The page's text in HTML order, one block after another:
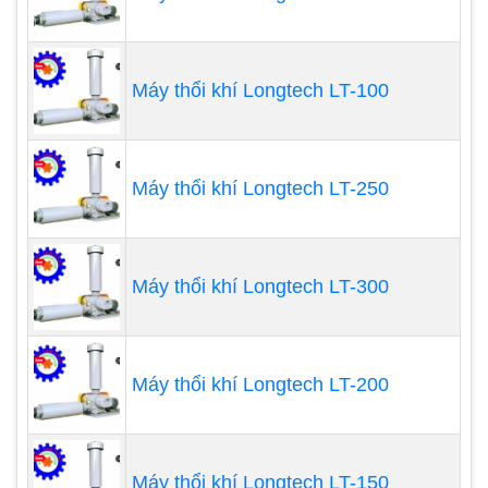
Máy chạy ít phát ra tiếng ồn rất êm
Được cấu tạo bằng nhôm nguyên khối nên
chống oxy hóa rất tốt
Tính năng tiết kiệm điện là một ưu thế
Máy thổi khí Longtech LT-100
Máy thổi khí Longtech LT-250
Máy thổi khí Longtech LT-300
Máy thổi khí Longtech LT-200
Máy thổi khí Longtech LT-150